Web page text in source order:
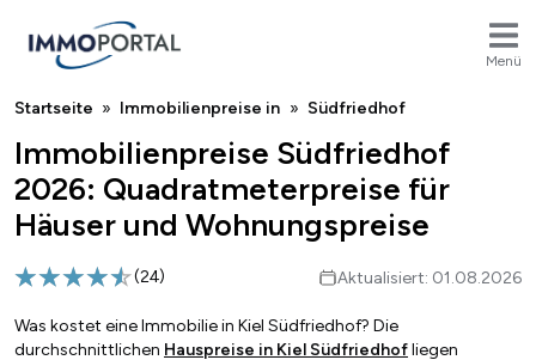
Menü
Breadcrumb
Startseite Immobilienpreise in Südfriedhof
Immobilienpreise Südfriedhof
2026: Quadratmeterpreise für
Häuser und Wohnungspreise
(24) Aktualisiert: 01.08.2026
Was kostet eine Immobilie in Kiel Südfriedhof? Die
durchschnittlichen Hauspreise in Kiel Südfriedhofliegen